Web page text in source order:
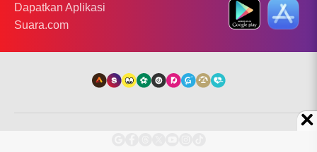
Dapatkan Aplikasi
Suara.com